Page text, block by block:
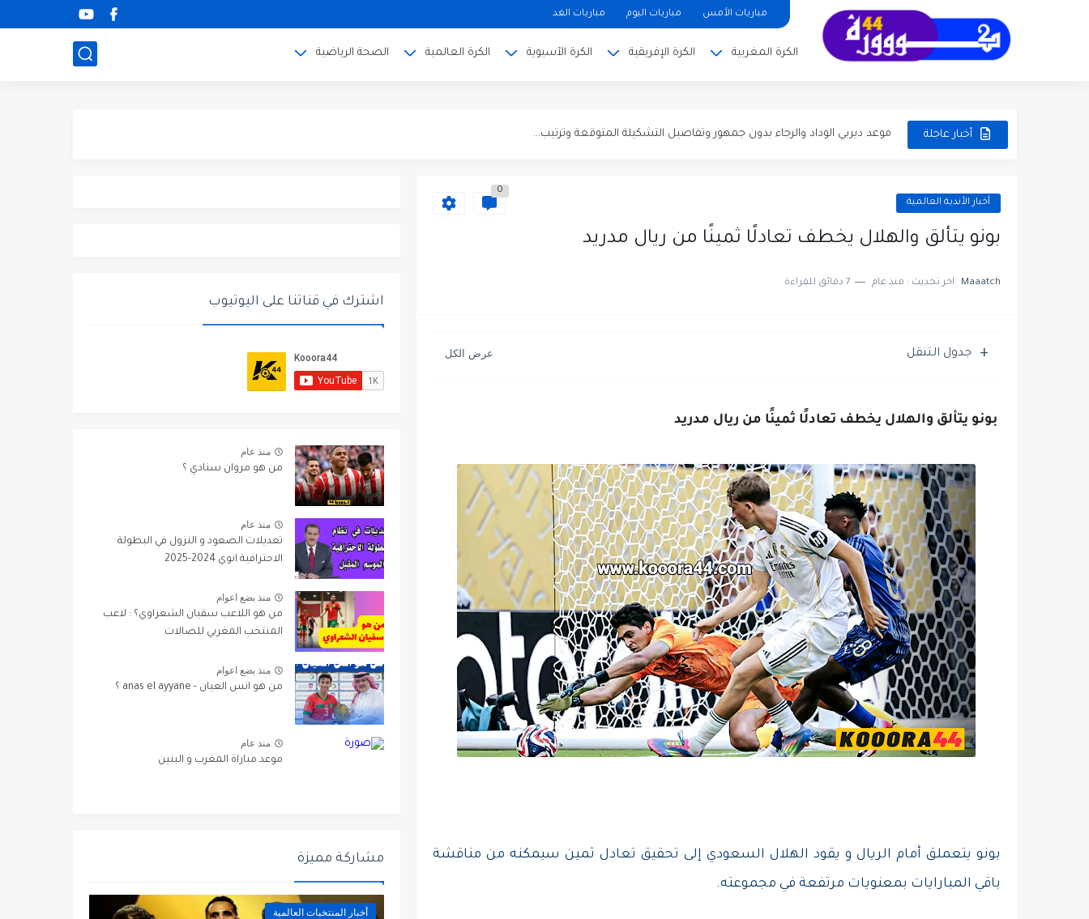
مباريات الأمس مباريات اليوم مباريات الغد
الكرة المغربية الكرة الإفريقية الكرة الآسيوية الكرة العالمية الصحة الرياضية
أخبار عاجلة
موعد والقنوات الناقلة لمباراة المغرب و هايتي في الجولة ...
موعد مباراة الجزائر والأرجنتين في كأس العالم 2026 والقنوات الناقلة
موعد ديربي الوداد والرجاء بدون جمهور وتفاصيل التشكيلة المتوقعة وترتيب...
أخبار الأندية العالمية
0
بونو يتألق والهلال يخطف تعادلًا ثمينًا من ريال مدريد
Maaatch اخر تحديث : منذ عام 7 دقائق للقراءة
جدول التنقل
بونو يتألق والهلال يخطف تعادلًا ثمينًا من ريال مدريد
بونو يتعملق أمام الريال و يقود الهلال السعودي إلى تحقيق تعادل ثمين سيمكنه من مناقشة
باقي المبارايات بمعنويات مرتفعة في مجموعته.
اشترك في قناتنا على اليوتيوب
منذ عام
من هو مروان سنادي ؟
منذ عام
تعديلات الصعود و النزول في البطولة
الاحترافية انوي 2024-2025
منذ بضع اعوام
من هو اللاعب سفيان الشعراوي؟ : لاعب
المنتخب المغربي للصالات
منذ بضع اعوام
من هو انس العيان - anas el ayyane ؟
منذ عام
موعد مباراة المغرب و البنين
مشاركة مميزة
أخبار المنتخبات العالمية